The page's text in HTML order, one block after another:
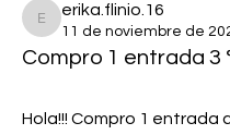
erika.flinio.16
erika.flinio.16
11 de noviembre de
Compro 1 entrada 3
Hola!!! Compro 1 entrada